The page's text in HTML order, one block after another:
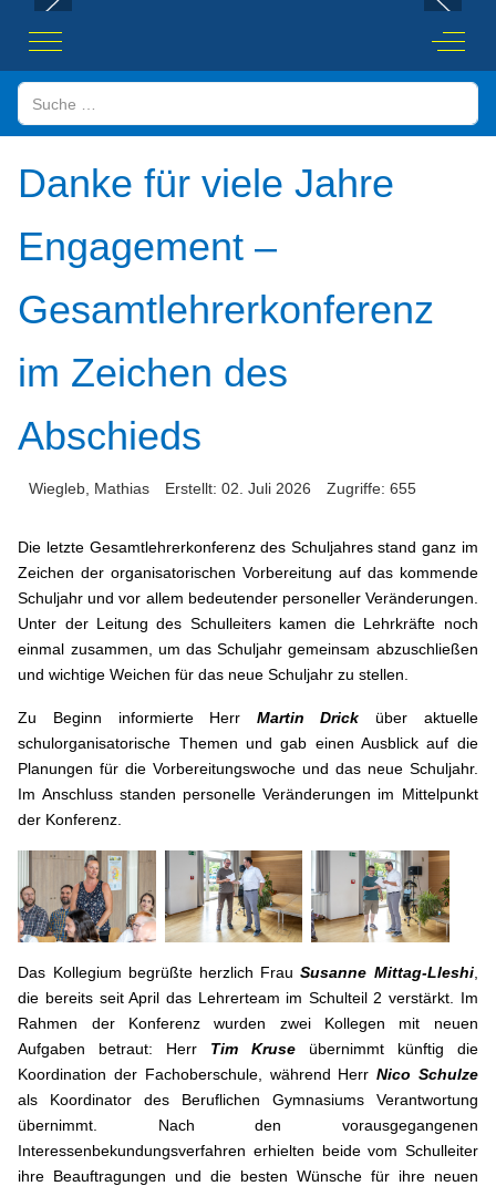
Mobile Menu Toggle Off-
Suchen
Danke für viele Jahre
Engagement –
Gesamtlehrerkonferenz
im Zeichen des
Abschieds
Wiegleb, Mathias Erstellt: 02. Juli 2026 Zugriffe: 655
Die letzte Gesamtlehrerkonferenz des Schuljahres stand ganz im
Zeichen der organisatorischen Vorbereitung auf das kommende
Schuljahr und vor allem bedeutender personeller Veränderungen.
Unter der Leitung des Schulleiters kamen die Lehrkräfte noch
einmal zusammen, um das Schuljahr gemeinsam abzuschließen
und wichtige Weichen für das neue Schuljahr zu stellen.
Zu Beginn informierte Herr MartinDrick
über aktuelle
schulorganisatorische Themen und gab einen Ausblick auf die
Planungen für die Vorbereitungswoche und das neue Schuljahr.
Im Anschluss standen personelle Veränderungen im Mittelpunkt
der Konferenz.
Das Kollegium begrüßte herzlich FrauSusanne Mittag-Lleshi,
die bereits seit April das Lehrerteam im Schulteil 2 verstärkt. Im
Rahmen der Konferenz wurden zwei Kollegen mit neuen
Aufgaben betraut: Herr Tim Kruseübernimmt künftig die
Koordination der Fachoberschule, während Herr Nico Schulze
als Koordinator des Beruflichen Gymnasiums Verantwortung
übernimmt. Nach den vorausgegangenen
Interessenbekundungsverfahren erhielten beide vom Schulleiter
ihre Beauftragungen und die besten Wünsche für ihre neuen